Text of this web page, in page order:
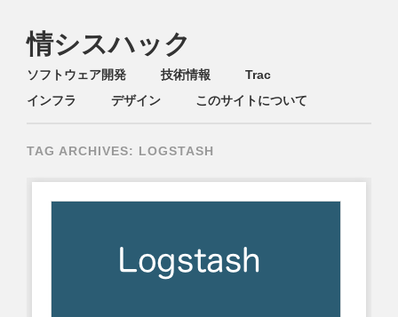
情シスハック
Main menu
Skip
to
content
ソフトウェア開発 技術情報
Trac
インフラ
デザイン このサイトについて
TAG ARCHIVES: LOGSTASH